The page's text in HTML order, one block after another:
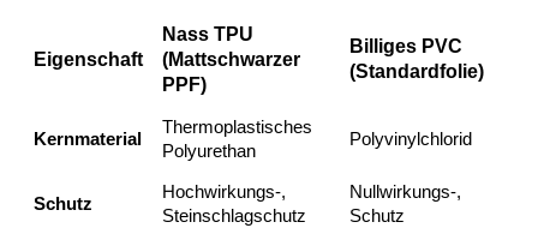
Eigenschaft
Nass TPU
(Mattschwarzer
PPF)
Billiges PVC
(Standardfolie)
Kernmaterial
Thermoplastisches
Polyurethan
Polyvinylchlorid
Schutz
Hochwirkungs-,
Steinschlagschutz
Nullwirkungs-,
Schutz